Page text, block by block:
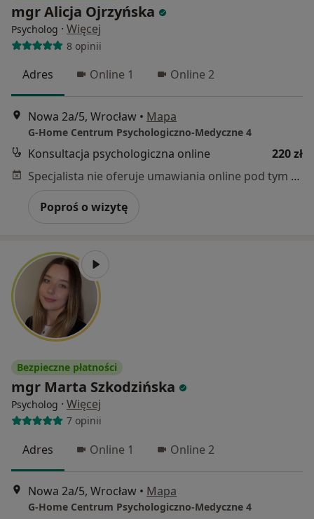
mgr Alicja Ojrzyńska
Psycholog · Więcej
8 opinii
Adres Online 1 Online 2
Nowa 2a/5, Wrocław • Mapa
G-Home Centrum Psychologiczno-Medyczne 4
Konsultacja psychologiczna online
220 zł
Specjalista nie oferuje umawiania online pod tym adresem.
Poproś o wizytę
Bezpieczne płatności
mgr Marta Szkodzińska
Psycholog · Więcej
7 opinii
Adres Online 1 Online 2
Nowa 2a/5, Wrocław • Mapa
G-Home Centrum Psychologiczno-Medyczne 4